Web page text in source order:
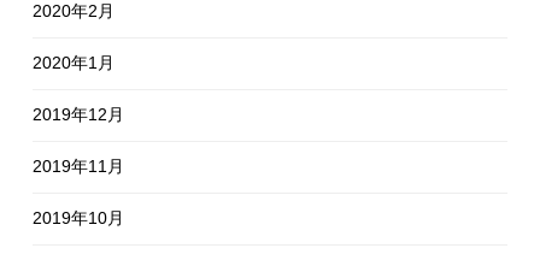
2020年2月
2020年1月
2019年12月
2019年11月
2019年10月